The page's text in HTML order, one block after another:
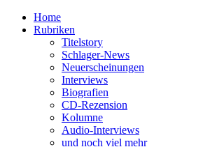
Home
Rubriken
Titelstory
Schlager-News
Neuerscheinungen
Interviews
Biografien
CD-Rezension
Kolumne
Audio-Interviews
und noch viel mehr